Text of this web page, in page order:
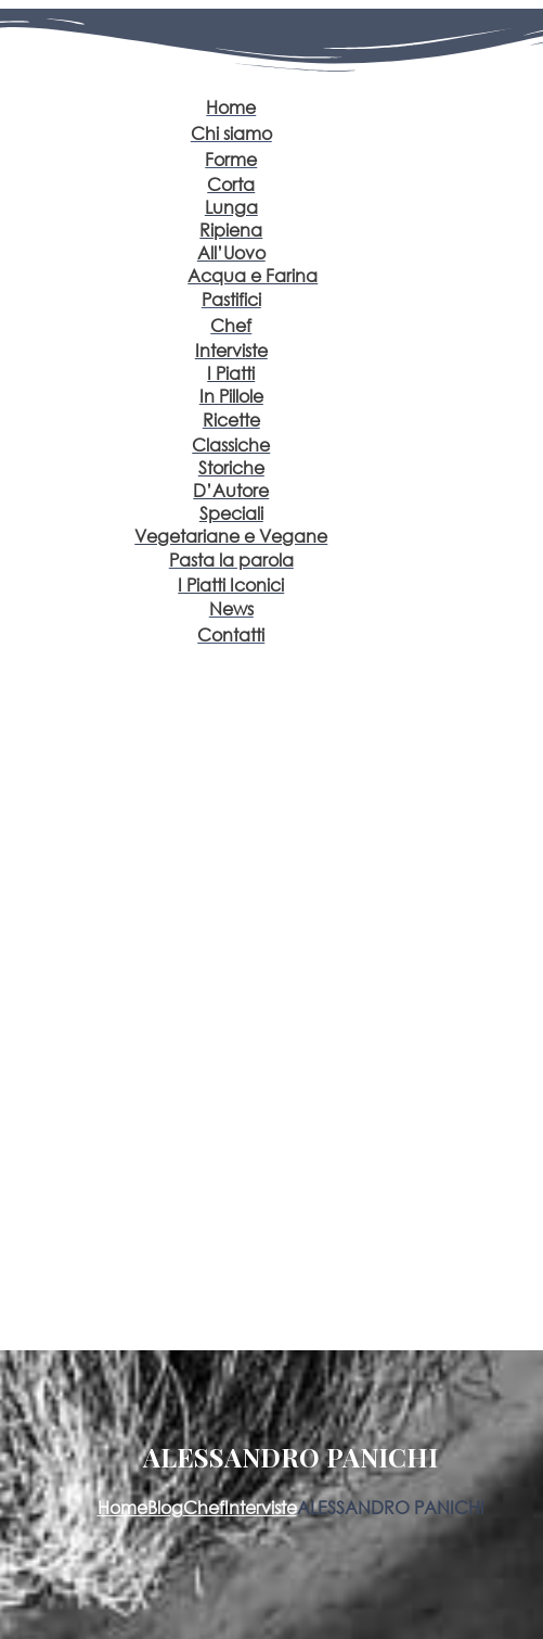
Home
Chi siamo
Forme
Corta
Lunga
Ripiena
All’Uovo
Acqua e Farina
Pastifici
Chef
Interviste
I Piatti
In Pillole
Ricette
Classiche
Storiche
D’Autore
Speciali
Vegetariane e Vegane
Pasta la parola
I Piatti Iconici
News
Contatti
ALESSANDRO PANICHI
HomeBlogChefIntervisteALESSANDRO PANICHI